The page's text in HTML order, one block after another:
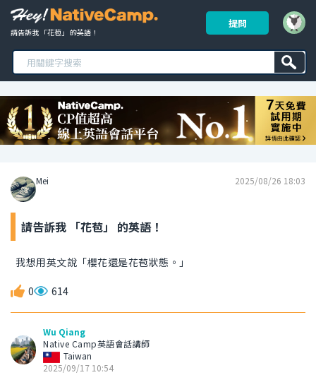
請告訴我 「花苞」 的英語！
提問
Mei 2025/08/26 18:03
請告訴我 「花苞」 的英語！
我想用英文說「櫻花還是花苞狀態。」
0 614
Wu Qiang
Native Camp英語會話講師
Taiwan
2025/09/17 10:54